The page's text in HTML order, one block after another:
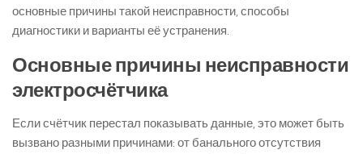
основные причины такой неисправности, способы
диагностики и варианты её устранения.
Основные причины неисправности
электросчётчика
Если счётчик перестал показывать данные, это может быть
вызвано разными причинами: от банального отсутствия